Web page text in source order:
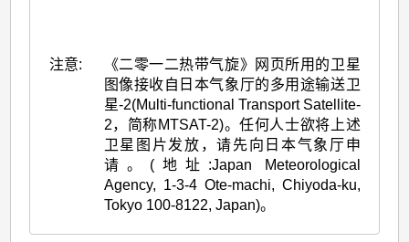
注意:
《二零一二热带气旋》网页所用的卫星
图像接收自日本气象厅的多用途输送卫
星-2(Multi-functional Transport Satellite-
2，简称MTSAT-2)。任何人士欲将上述
卫星图片发放，请先向日本气象厅申
请。(地址:Japan Meteorological
Agency, 1-3-4 Ote-machi, Chiyoda-ku,
Tokyo 100-8122, Japan)。